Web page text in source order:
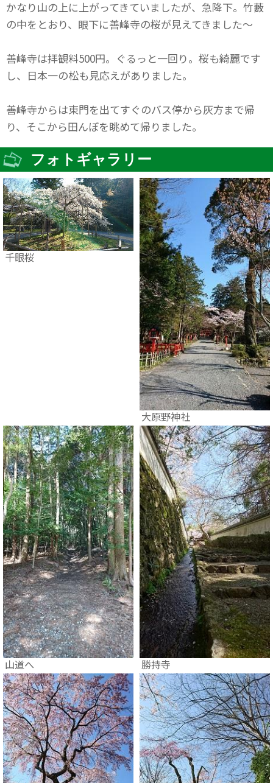
かなり山の上に上がってきていましたが、急降下。竹藪
の中をとおり、眼下に善峰寺の桜が見えてきました～
善峰寺は拝観料500円。ぐるっと一回り。桜も綺麗です
し、日本一の松も見応えがありました。
善峰寺からは東門を出てすぐのバス停から灰方まで帰
り、そこから田んぼを眺めて帰りました。
フォトギャラリー
千眼桜
大原野神社
山道へ 勝持寺